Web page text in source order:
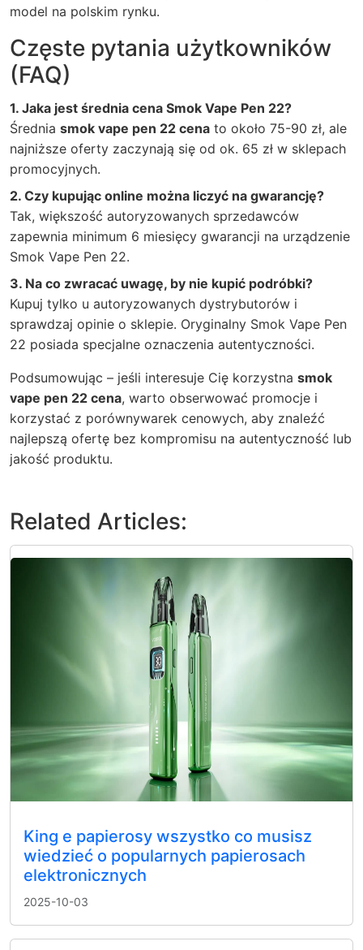
model na polskim rynku.
Częste pytania użytkowników
(FAQ)
1. Jaka jest średnia cena Smok Vape Pen 22?
Średnia smok vape pen 22 cena to około 75-90 zł, ale
najniższe oferty zaczynają się od ok. 65 zł w sklepach
promocyjnych.
2. Czy kupując online można liczyć na gwarancję?
Tak, większość autoryzowanych sprzedawców
zapewnia minimum 6 miesięcy gwarancji na urządzenie
Smok Vape Pen 22.
3. Na co zwracać uwagę, by nie kupić podróbki?
Kupuj tylko u autoryzowanych dystrybutorów i
sprawdzaj opinie o sklepie. Oryginalny Smok Vape Pen
22 posiada specjalne oznaczenia autentyczności.
Podsumowując – jeśli interesuje Cię korzystna smok
vape pen 22 cena, warto obserwować promocje i
korzystać z porównywarek cenowych, aby znaleźć
najlepszą ofertę bez kompromisu na autentyczność lub
jakość produktu.
Related Articles:
King e papierosy wszystko co musisz
wiedzieć o popularnych papierosach
elektronicznych
2025-10-03